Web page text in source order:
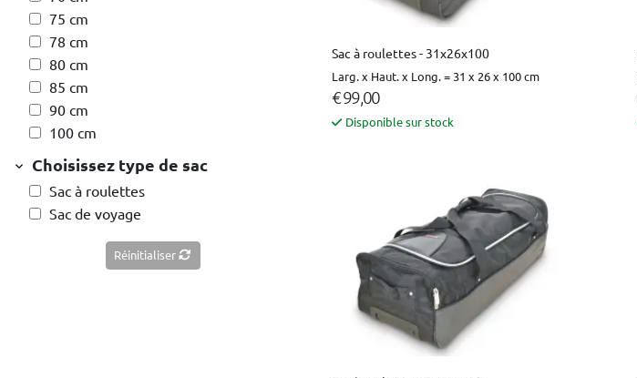
75 cm
78 cm
80 cm
85 cm
90 cm
100 cm
Choisissez type de sac
Sac à roulettes
Sac de voyage
Réinitialiser
Sac à roulettes - 31x26x100
Larg. x Haut. x Long. = 31 x 26 x 100 cm
€ 99,00
Disponible sur stock